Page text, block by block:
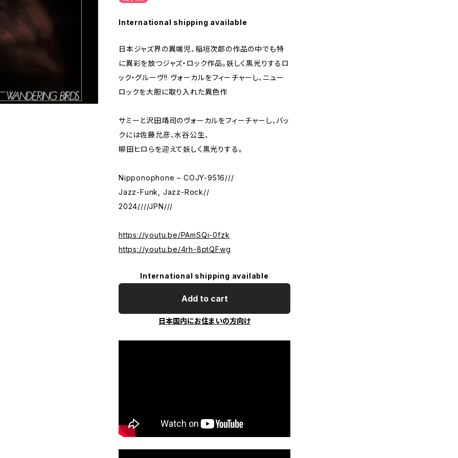
International shipping available
日本ジャズ界の異端児、稲垣次郎の作品の中でも特
に異彩を放つジャズ・ロック作品。妖しく黒光りするロ
ック・グルーヴ!! ヴォーカルをフィーチャーし、ニュー
ロックを大胆に取り入れた異色作
サミーと沢田靖司のヴォーカルをフィーチャーし、バッ
クには佐藤允彦、水谷公生、
柳田ヒロらを迎えて妖しく黒光りする。
Nipponophone – COJY-9516///
Jazz-Funk, Jazz-Rock//
2024////JPN///
https://youtu.be/PAmSQi-0fzk
https://youtu.be/4rh-8ptQFwg
International shipping available
Add to cart
日本国内にお住まいの方向け